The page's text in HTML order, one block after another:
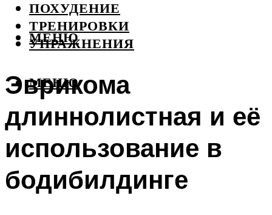
ПОХУДЕНИЕ
ТРЕНИРОВКИ
УПРАЖНЕНИЯ
МЕНЮ
МЕНЮ
Эврикома
длиннолистная и её
использование в
бодибилдинге